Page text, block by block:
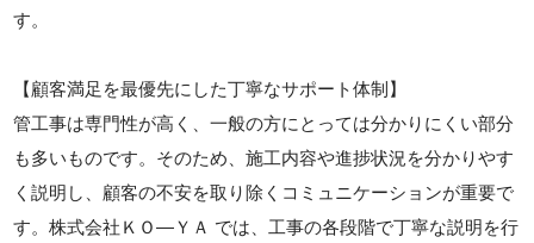
す。
【顧客満足を最優先にした丁寧なサポート体制】
管工事は専門性が高く、一般の方にとっては分かりにくい部分
も多いものです。そのため、施工内容や進捗状況を分かりやす
く説明し、顧客の不安を取り除くコミュニケーションが重要で
す。株式会社ＫＯ―ＹＡ では、工事の各段階で丁寧な説明を行